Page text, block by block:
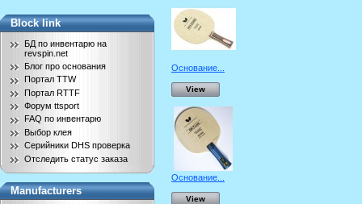
Block link
БД по инвентарю на
revspin.net
Блог про основания
Портал TTW
Портал RTTF
Форум ttsport
FAQ по инвентарю
Выбор клея
Серийники DHS проверка
Отследить статус заказа
Manufacturers
Основание...
View
Основание...
View